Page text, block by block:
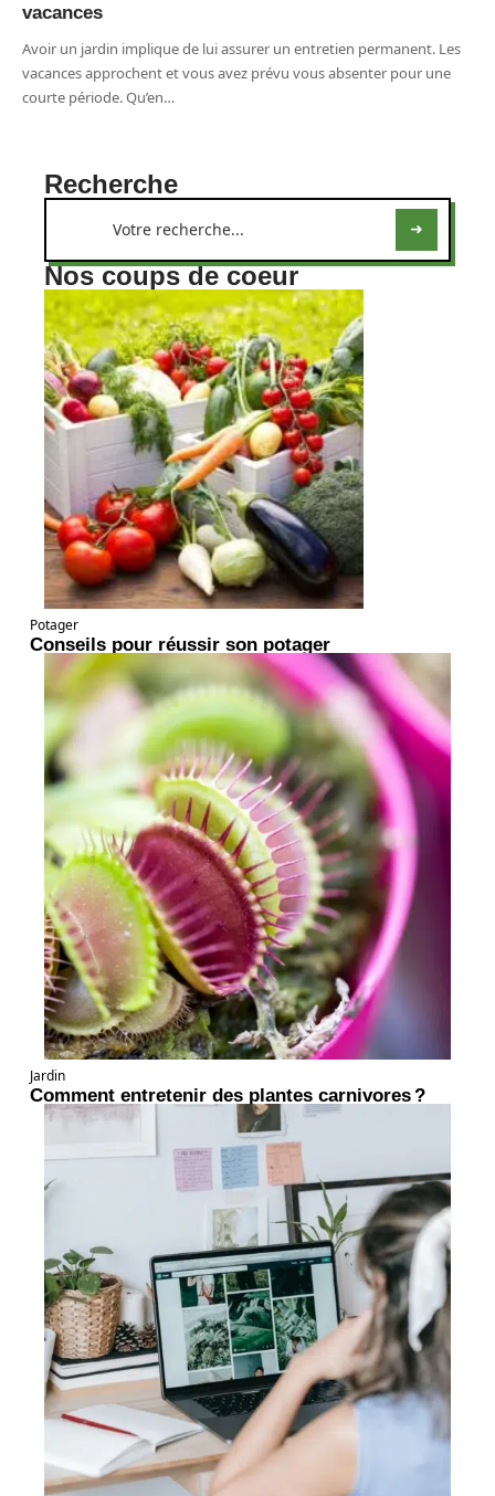
vacances
Avoir un jardin implique de lui assurer un entretien permanent. Les
vacances approchent et vous avez prévu vous absenter pour une
courte période. Qu’en…
Recherche
Nos coups de coeur
Potager
Conseils pour réussir son potager
Jardin
Comment entretenir des plantes carnivores ?